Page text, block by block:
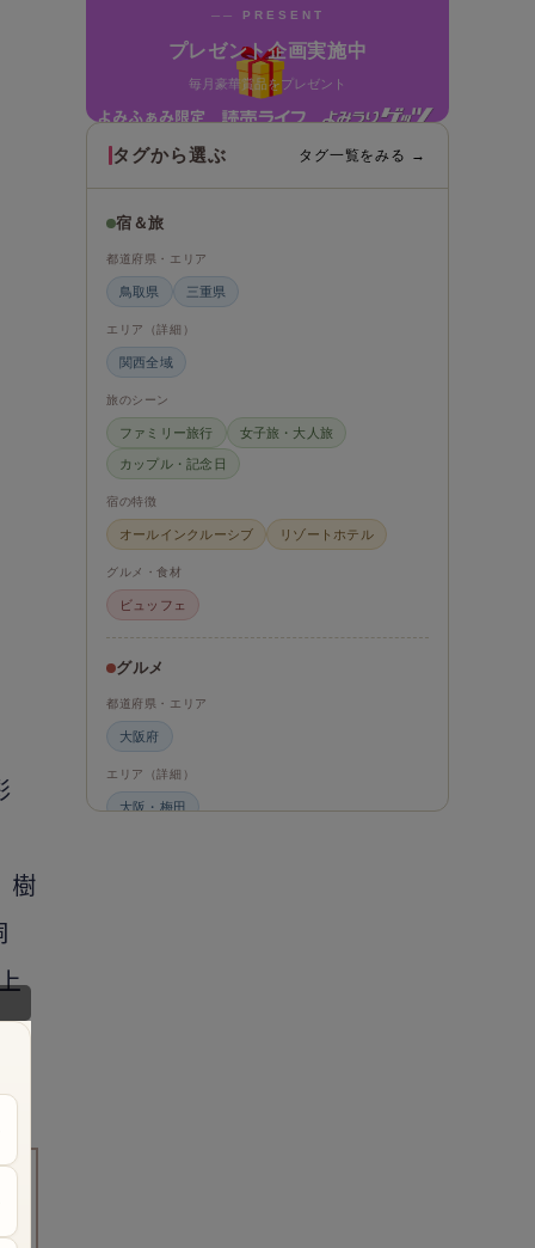
樹
── PRESENT
プレゼント企画実施中
毎月豪華賞品をプレゼント
タグから選ぶ タグ一覧をみる →
宿＆旅
都道府県・エリア
鳥取県 三重県
エリア（詳細）
関西全域
旅のシーン
ファミリー旅行 女子旅・大人旅
カップル・記念日
宿の特徴
オールインクルーシブ リゾートホテル
グルメ・食材
ビュッフェ
グルメ
都道府県・エリア
大阪府
エリア（詳細）
大阪・梅田